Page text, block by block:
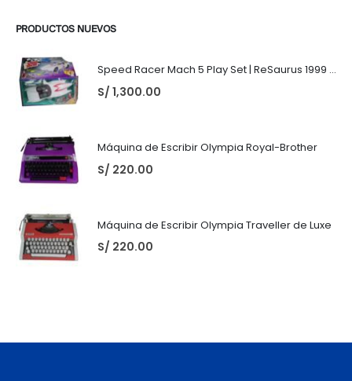
PRODUCTOS NUEVOS
Speed Racer Mach 5 Play Set | ReSaurus 1999 | Meteoro
S/ 1,300.00
Máquina de Escribir Olympia Royal-Brother
S/ 220.00
Máquina de Escribir Olympia Traveller de Luxe
S/ 220.00